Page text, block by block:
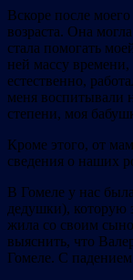
Вскоре после
возраста. Она
стала помогать
ней массу
естественно,
меня воспитывали
степени, моя
Кроме этого, от
сведения о наших
В Гомеле у нас
дедушки), которую
жила со своим
выяснить, что
Гомеле. С